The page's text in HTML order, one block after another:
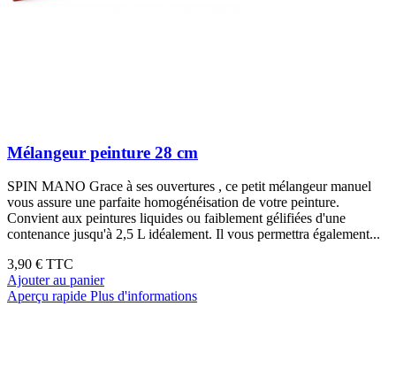
Mélangeur peinture 28 cm
SPIN MANO Grace à ses ouvertures , ce petit mélangeur manuel
vous assure une parfaite homogénéisation de votre peinture.
Convient aux peintures liquides ou faiblement gélifiées d'une
contenance jusqu'à 2,5 L idéalement. Il vous permettra également...
3,90 € TTC
Ajouter au panier
Aperçu rapide Plus d'informations